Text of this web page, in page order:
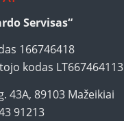
Servisas“
166746418
kodas LT667464113
43A, 89103 Mažeikiai
91213